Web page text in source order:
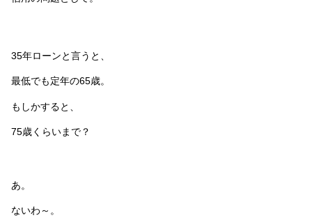
35年ローンと言うと、
最低でも定年の65歳。
もしかすると、
75歳くらいまで？
あ。
ないわ～。